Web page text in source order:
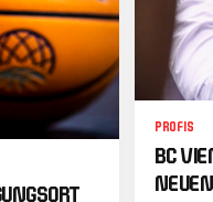
PROFIS
BC